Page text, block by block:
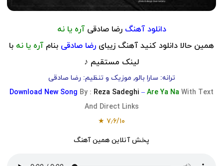
دانلود آهنگرضا صادقی آره یا نه
همین حالا دانلود کنید آهنگ زیبای رضا صادقی بنام آره یا نه با
لینک مستقیم ♪
ترانه: سارا بالو, موزیک و تنظیم: رضا صادقی
Download New Song By : Reza Sadeghi – Are Ya Na With Text
And Direct Links
۷٫۶/۱۰
★
پخش آنلاین همین آهنگ